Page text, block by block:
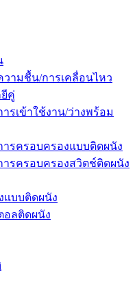
วามชื้น/การเคลื่อนไหว
คู่
รเข้าใช้งาน/ว่างพร้อม
ารครอบครองแบบติดผนัง
ารครอบครองสวิตช์ติดผนัง
แบบติดผนัง
อลติดผนัง